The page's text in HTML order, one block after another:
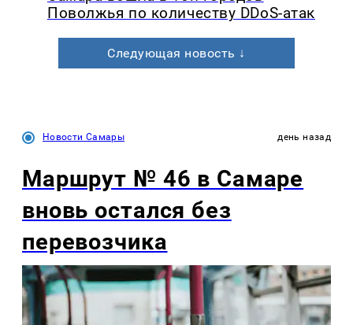
Поволжья по количеству DDoS-атак
Следующая новость ↓
Новости Самары день назад
Маршрут № 46 в Самаре
вновь остался без
перевозчика